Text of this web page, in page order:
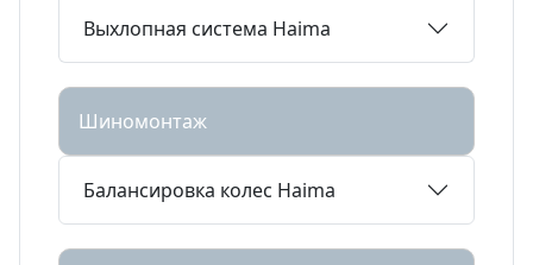
Выхлопная система Haima
Шиномонтаж
Балансировка колес Haima